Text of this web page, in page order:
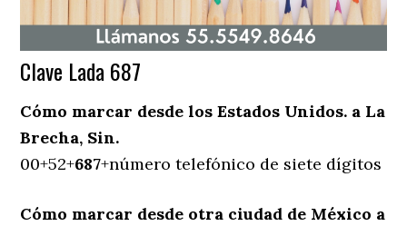
Clave Lada 687
Cómo marcar desde los Estados Unidos. a La
Brecha, Sin.
00+52+687+número telefónico de siete dígitos
Cómo marcar desde otra ciudad de México a